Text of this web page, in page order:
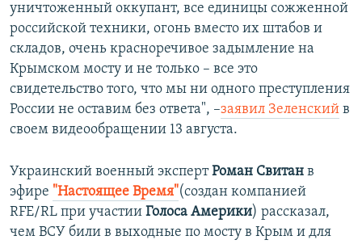
уничтоженный оккупант, все единицы сожженной
российской техники, огонь вместо их штабов и
складов, очень красноречивое задымление на
Крымском мосту и не только – все это
свидетельство того, что мы ни одного преступления
России не оставим без ответа", –заявил Зеленский в
своем видеообращении 13 августа.
Украинский военный экспертРоман Свитан в
эфире "Настоящее Время"(создан компанией
RFE/RL при участии Голоса Америки) рассказал,
чем ВСУ били в выходные по мосту в Крым и для